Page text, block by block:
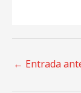
← Entrada